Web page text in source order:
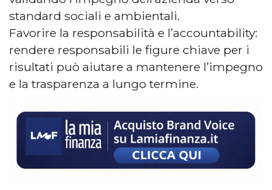
standard sociali e ambientali.
Favorire la responsabilità e l’accountability:
rendere responsabili le figure chiave per i
risultati può aiutare a mantenere l’impegno
e la trasparenza a lungo termine.